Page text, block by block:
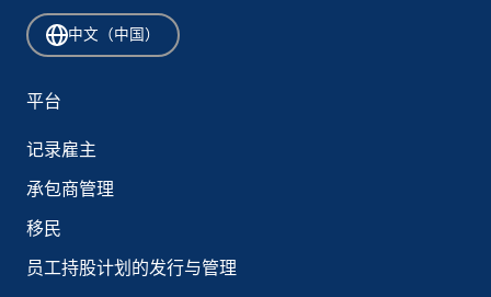
中文（中国）
平台
记录雇主
承包商管理
移民
员工持股计划的发行与管理